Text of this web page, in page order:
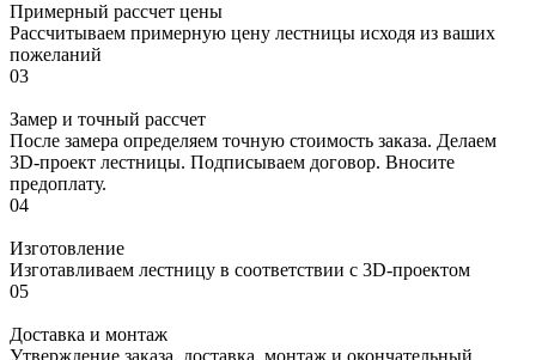
Примерный рассчет цены
Рассчитываем примерную цену лестницы исходя из ваших
пожеланий
03
Замер и точный рассчет
После замера определяем точную стоимость заказа. Делаем
3D-проект лестницы. Подписываем договор. Вносите
предоплату.
04
Изготовление
Изготавливаем лестницу в соответствии с 3D-проектом
05
Доставка и монтаж
Утверждение заказа, доставка, монтаж и окончательный